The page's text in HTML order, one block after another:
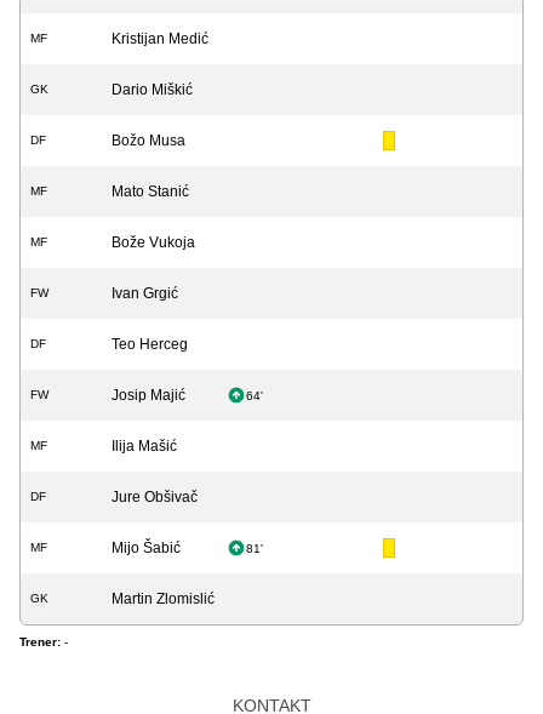
MF Kristijan Medić
GK Dario Miškić
DF Božo Musa
MF Mato Stanić
MF Bože Vukoja
FW Ivan Grgić
DF Teo Herceg
FW Josip Majić 64'
MF Ilija Mašić
DF Jure Obšivač
MF Mijo Šabić 81'
GK Martin Zlomislić
Trener: -
KONTAKT